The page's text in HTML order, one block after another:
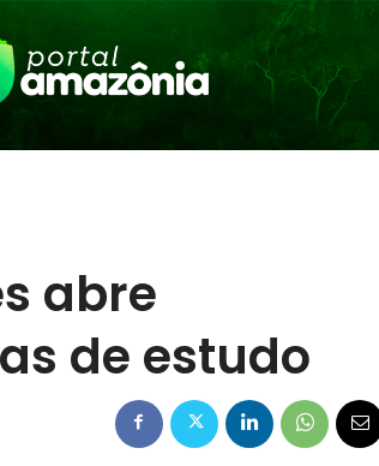
abre
de estudo